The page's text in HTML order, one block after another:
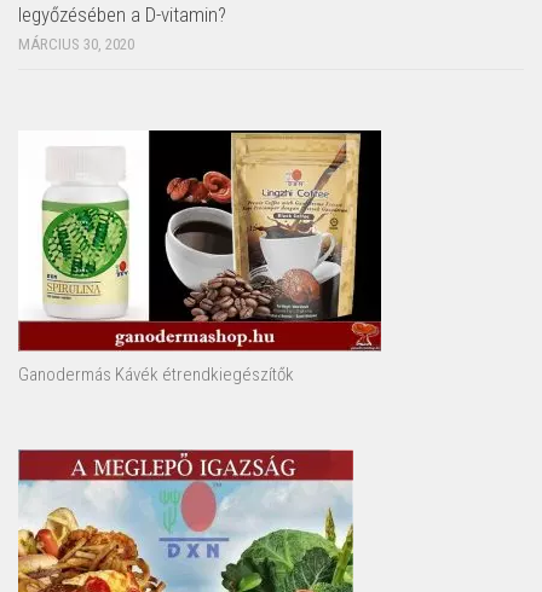
legyőzésében a D-vitamin?
MÁRCIUS 30, 2020
Ganodermás Kávék étrendkiegészítők